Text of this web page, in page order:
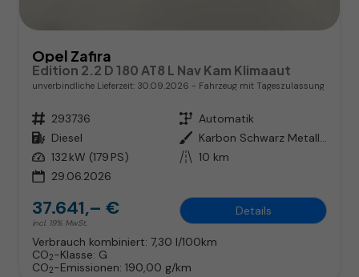
Opel Zafira
Edition 2.2 D 180 AT8 L Nav Kam Klimaaut
unverbindliche Lieferzeit: 30.09.2026 Fahrzeug mit Tageszulassung
Fahrzeugnr. 293736 Getriebe Automatik
Kraftstoff Diesel Außenfarbe
Karbon Schwarz Metallic
Leistung 132 kW (179 PS) Kilometerstand 10 km
29.06.2026
37.641,– €
incl. 19% MwSt.
Details
Verbrauch kombiniert: 7,30 l/100km
CO2-Klasse: G
CO2-Emissionen: 190,00 g/km